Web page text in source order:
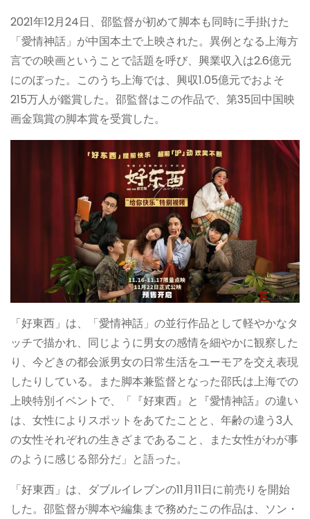
2021年12月24日、邵監督が初めて脚本も同時に手掛けた
「愛情神話」が中国本土で上映された。異例となる上海方
言での映画ということで話題を呼び、興業収入は2.6億元
にのぼった。このうち上海では、興収1.05億元でおよそ
215万人が鑑賞した。邵監督はこの作品で、第35回中国映
画金鶏賞の脚本賞を受賞した。
「好東西」は、「愛情神話」の並行作品として軽やかなタ
ッチで描かれ、同じように男女の感情を細やかに観察した
り、今どきの都会派男女の日常生活をユーモアを交え表現
したりしている。また脚本兼監督となった邵氏は上海での
上映特別イベントで、「『好東西』と『愛情神話』の違い
は、女性によりスポットをあてたことと、年齢の違う3人
の女性それぞれの生きざまであること、また女性がわが事
のように感じる部分だ」と語った。
「好東西」は、ダブルイレブンの11月11日に前売りを開始
した。邵監督が脚本や編集まで務めたこの作品は、ソン・